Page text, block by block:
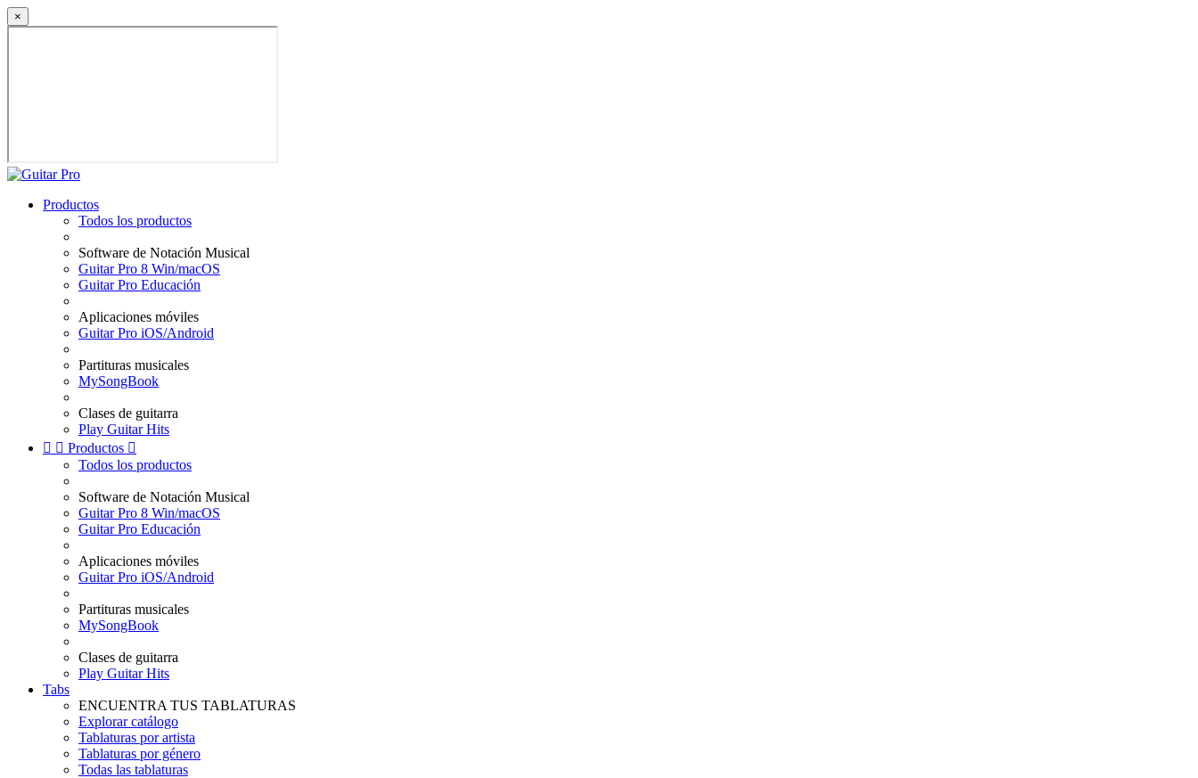
×
Productos
Todos los productos
Software de Notación Musical
Guitar Pro 8 Win/macOS
Guitar Pro Educación
Aplicaciones móviles
Guitar Pro iOS/Android
Partituras musicales
MySongBook
Clases de guitarra
Play Guitar Hits
  Productos 
Todos los productos
Software de Notación Musical
Guitar Pro 8 Win/macOS
Guitar Pro Educación
Aplicaciones móviles
Guitar Pro iOS/Android
Partituras musicales
MySongBook
Clases de guitarra
Play Guitar Hits
Tabs
ENCUENTRA TUS TABLATURAS
Explorar catálogo
Tablaturas por artista
Tablaturas por género
Todas las tablaturas